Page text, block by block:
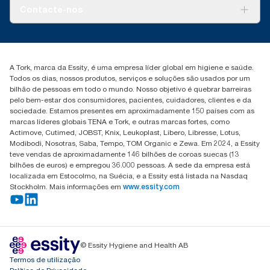
+351 218 985 110
A Tork, marca da Essity, é uma empresa líder global em higiene e saúde.
Todos os dias, nossos produtos, serviços e soluções são usados por um
bilhão de pessoas em todo o mundo. Nosso objetivo é quebrar barreiras
pelo bem-estar dos consumidores, pacientes, cuidadores, clientes e da
sociedade. Estamos presentes em aproximadamente 150 países com as
marcas líderes globais TENA e Tork, e outras marcas fortes, como
Actimove, Cutimed, JOBST, Knix, Leukoplast, Libero, Libresse, Lotus,
Modibodi, Nosotras, Saba, Tempo, TOM Organic e Zewa. Em 2024, a Essity
teve vendas de aproximadamente 146 bilhões de coroas suecas (13
bilhões de euros) e empregou 36.000 pessoas. A sede da empresa está
localizada em Estocolmo, na Suécia, e a Essity está listada na Nasdaq
Stockholm. Mais informações em www.essity.com
© Essity Hygiene and Health AB
Termos de utilização